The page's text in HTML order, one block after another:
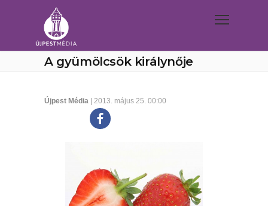
A gyümölcsök királynője
Újpest Média | 2013. május 25. 00:00